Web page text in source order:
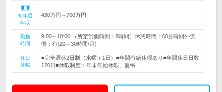
初年度
年収
430万円～700万円
勤務
時間
9:00～18:00 （所定労働時間：8時間）休憩時間：60分時間外労
働：有(20～30時間/月)
休日
休暇
■完全週休2日制（水曜＋1日）■年間有給休暇あり■年間休日日数
120日■休暇制度：年末年始休暇、慶弔…